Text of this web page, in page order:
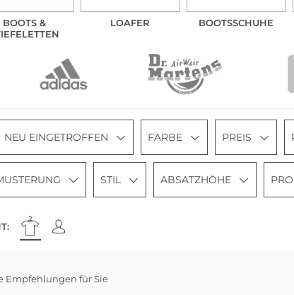
BOOTS &
LOAFER BOOTSSCHUHE
NEU EINGETROFFEN FARBE PREIS
STIL ABSATZHÖHE
Empfehlungen für Sie